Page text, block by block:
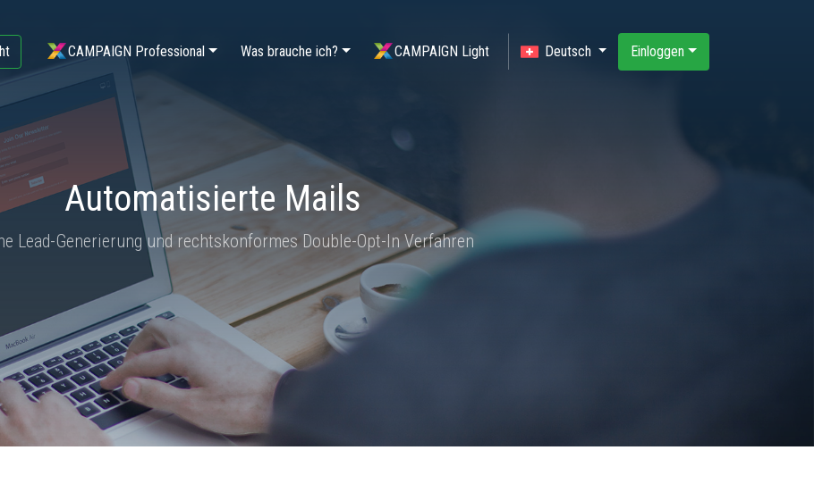
CAMPAIGN Professional Was brauche ich? CAMPAIGN Light Deutsch Einloggen
Automatisierte Mails
Lead-Generierung und rechtskonformes Double-Opt-In Verfahren